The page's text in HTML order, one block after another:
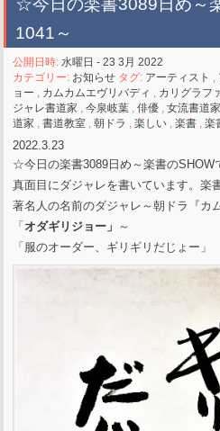
☆今日の楽書3089日め～
1041～
公開日時:水曜日 - 23 3月 2022
カテゴリー: お知らせ タグ: アーティスト ,
ョー , カムカムエヴリバディ , カリグラフ
ジャレ書道家 ,今泉岐葉 ,俳優 ,女流書道家
道家 ,書道教室 ,朝ドラ ,楽しい ,楽書 ,楽
2022.3.23
☆今日の楽書3089日め～楽書のSHOW
真面目にダジャレを書いています。楽
著名人の名前のダジャレ～朝ドラ『カ
「 オダギリジョー」 ～
「服のオーダー、ギリギリだじょー」